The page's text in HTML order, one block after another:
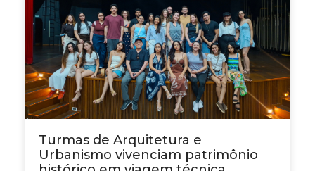
Turmas de Arquitetura e
Urbanismo vivenciam patrimônio